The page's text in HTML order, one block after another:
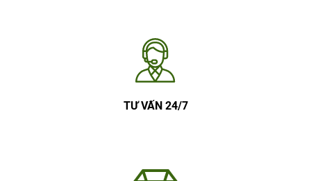
TƯ VẤN 24/7